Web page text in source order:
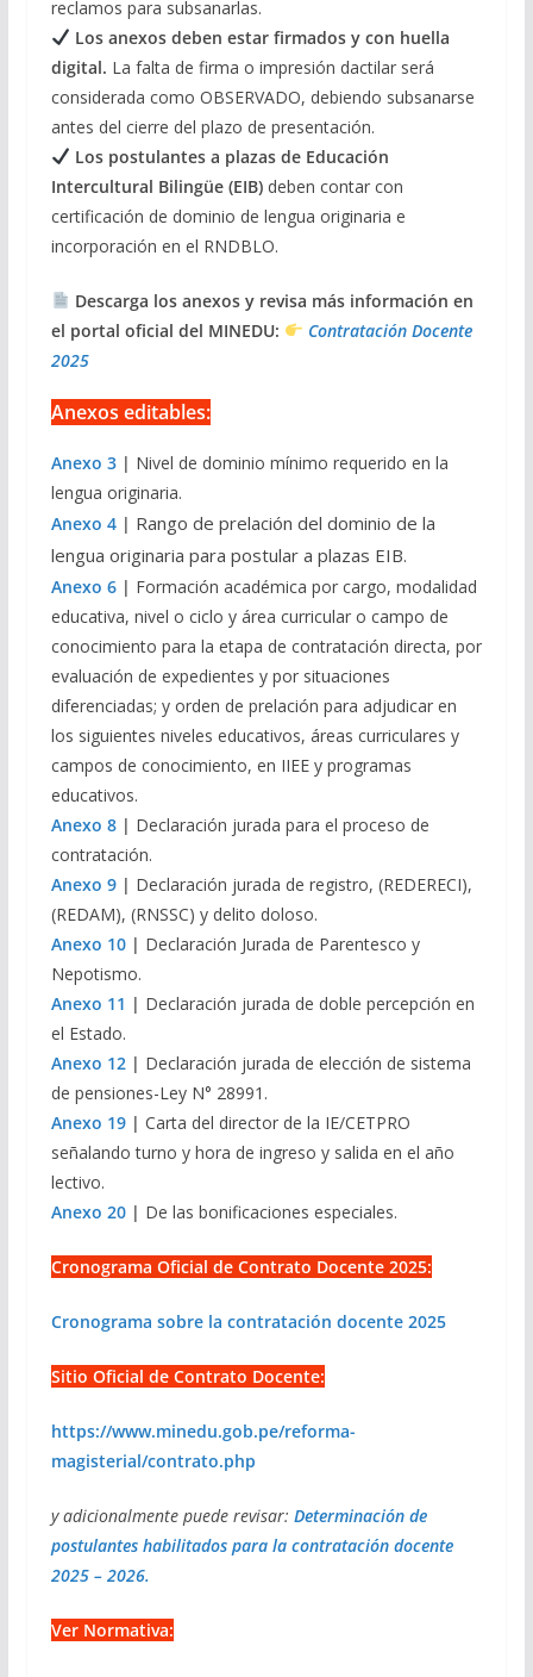
reclamos para subsanarlas.
Los anexos deben estar firmados y con huella
digital. La falta de firma o impresión dactilar será
considerada como OBSERVADO, debiendo subsanarse
antes del cierre del plazo de presentación.
Los postulantes a plazas de Educación
Intercultural Bilingüe (EIB)deben contar con
certificación de dominio de lengua originaria e
incorporación en el RNDBLO.
Descarga los anexos y revisa más información en
el portal oficial del MINEDU:
Contratación Docente
2025
Anexos editables:
Anexo 3| Nivel de dominio mínimo requerido en la
lengua originaria.
Anexo 4| Rango de prelación del dominio de la
lengua originaria para postular a plazas EIB.
Anexo 6| Formación académica por cargo, modalidad
educativa, nivel o ciclo y área curricular o campo de
conocimiento para la etapa de contratación directa, por
evaluación de expedientes y por situaciones
diferenciadas; y orden de prelación para adjudicar en
los siguientes niveles educativos, áreas curriculares y
campos de conocimiento, en IIEE y programas
educativos.
Anexo 8| Declaración jurada para el proceso de
contratación.
Anexo 9| Declaración jurada de registro, (REDERECI),
(REDAM), (RNSSC) y delito doloso.
Anexo 10| Declaración Jurada de Parentesco y
Nepotismo.
Anexo 11 | Declaración jurada de doble percepción en
el Estado.
Anexo 12| Declaración jurada de elección de sistema
de pensiones-Ley N° 28991.
Anexo 19| Carta del director de la IE/CETPRO
señalando turno y hora de ingreso y salida en el año
lectivo.
Anexo 20| De las bonificaciones especiales.
Cronograma Oficial de Contrato Docente 2025:
Cronograma sobre la contratación docente 2025
Sitio Oficial de Contrato Docente:
https://www.minedu.gob.pe/reforma-
magisterial/contrato.php
y adicionalmente puede revisar: Determinación de
postulantes habilitados para la contratación docente
2025 – 2026.
Ver Normativa: